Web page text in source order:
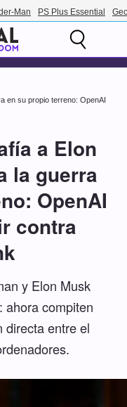
Man PS Plus Essential
en su propio terreno: OpenAI
a Elon
la guerra
OpenAI
contra
y Elon Musk
ahora compiten
directa entre el